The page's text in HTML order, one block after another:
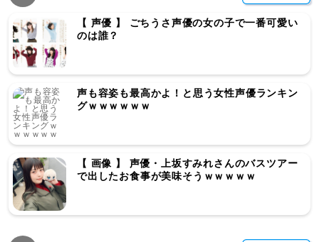
【 声優 】 ごちうさ声優の女の子で一番可愛い
のは誰？
声も容姿も最高かよ！と思う女性声優ランキン
グｗｗｗｗｗｗ
【 画像 】 声優・上坂すみれさんのバスツアー
で出したお食事が美味そうｗｗｗｗｗ